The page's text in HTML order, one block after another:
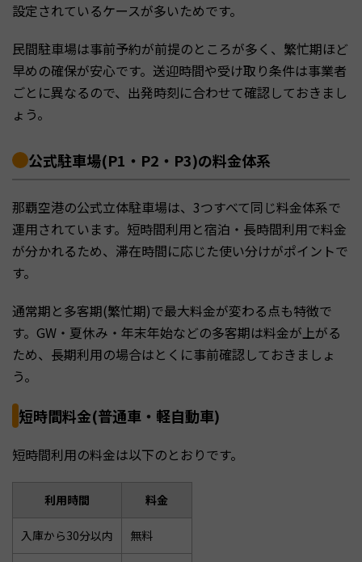
設定されているケースが多いためです。
民間駐車場は事前予約が前提のところが多く、繁忙期ほど
早めの確保が安心です。送迎時間や受け取り条件は事業者
ごとに異なるので、出発時刻に合わせて確認しておきまし
ょう。
公式駐車場(P1・P2・P3)の料金体系
那覇空港の公式立体駐車場は、3つすべて同じ料金体系で
運用されています。短時間利用と宿泊・長時間利用で料金
が分かれるため、滞在時間に応じた使い分けがポイントで
す。
通常期と多客期(繁忙期)で最大料金が変わる点も特徴で
す。GW・夏休み・年末年始などの多客期は料金が上がる
ため、長期利用の場合はとくに事前確認しておきましょ
う。
短時間料金(普通車・軽自動車)
短時間利用の料金は以下のとおりです。
利用時間 料金
入庫から30分以内 無料